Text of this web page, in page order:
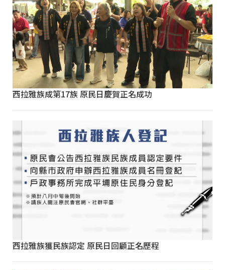
西拉雅族成第17族 原民日慶賀正名成功
西拉雅族獲民族認定 原民日回顧正名歷程